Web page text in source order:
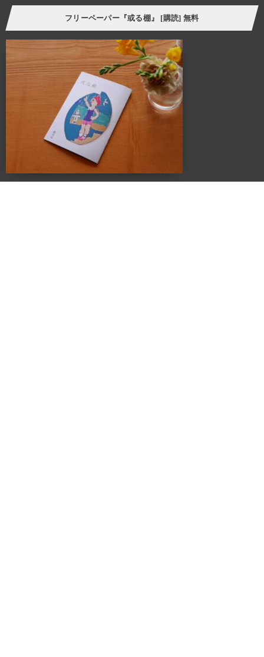
様々なケーススタディーを自分に置き換えてリアルに感じさせてくれる
スペース、ALTANA（アルタナ）が誕生しました。
ALTANA（アルタナ）の名前の由来は、「或る棚」。
杓子定規の特定の棚ではなく、家の中に誰しもが持つ
「或るひとつの棚」を指し、同時に様々な可能性を
持つオルタナティブな空間であることも意味します。
このスペースに無数に存在する「棚」を活用し、カタチを変えながら様々な
ケーススタディーでライフスタイルの提案を展開していきます。
カフェ・ランチ・本・音楽・ギャラリー・ワークショップ・家具・インテリア・建
築・
フリーペーパー『或る棚』 [購読] 無料